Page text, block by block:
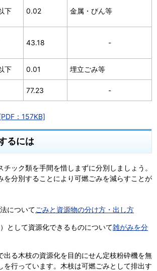
下 0.02 金属・びん等
43.18 -
下 0.01 埋立ごみ等
77.23 -
：157KB]
るには
チック類を手間を惜しまずに分別しましょう。
を分別することにより可燃ごみを減らすことが
ついてごみと資源物の分け方・出し方
して資源化できるものについて雑がみを分
出る木枝の資源化を目的にせん定枝粉砕機を無
を行っています。木枝は可燃ごみとして排出す